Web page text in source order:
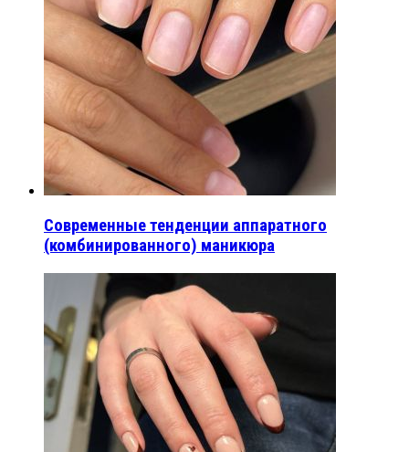
Современные тенденции аппаратного
(комбинированного) маникюра